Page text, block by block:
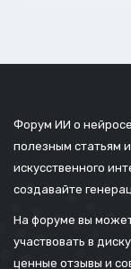
Форум ИИ о
полезным статьям
искусственного
создавайте
На форуме вы
участвовать в
ценные отзывы и